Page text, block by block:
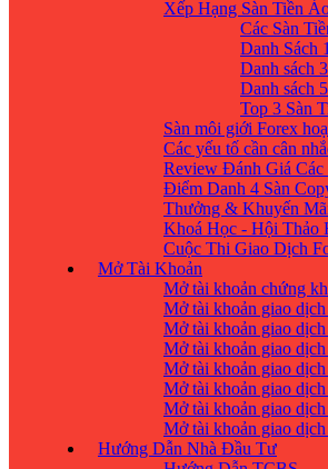
Xếp Hạng Sàn Tiền
Các Sàn
Danh Sách
Danh sách
Danh sách
Top 3 Sàn
Sàn môi giới Forex
Các yếu tố cần cân
Review Đánh Giá
Điểm Danh 4 Sàn
Thưởng & Khuyến
Khoá Học - Hội Thảo
Cuộc Thi Giao Dịch
Mở Tài Khoản
Mở tài khoản chứng
Mở tài khoản giao
Mở tài khoản giao
Mở tài khoản giao
Mở tài khoản giao
Mở tài khoản giao
Mở tài khoản giao
Mở tài khoản giao
Hướng Dẫn Nhà Đầu Tư